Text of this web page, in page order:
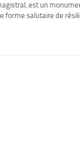
est un
forme salutaire de